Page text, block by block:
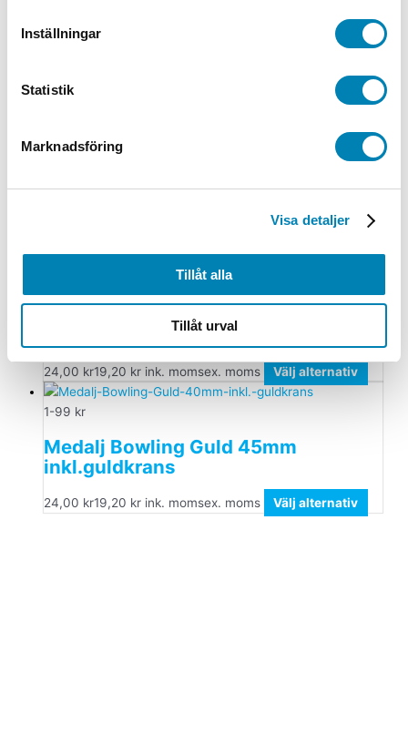
Inställningar
Statistik
Marknadsföring
Visa detaljer
Tillåt alla
Tillåt urval
24,00kr19,20 Välj alternativ
1-99 kr
Medalj Löpning Guld 45mm
1-99 kr
Medalj Skytte Guld 45mm
24,00 kr19,20 kr ink. momsex. moms Välj alternativ
1-99 kr
Medalj Bowling Guld 45mm
inkl.guldkrans
24,00 kr19,20 kr ink. momsex. moms Välj alternativ